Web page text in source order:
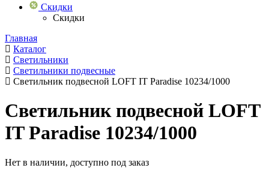
Скидки
Скидки
Главная
Каталог
Светильники
Светильники подвесные
Светильник подвесной LOFT IT Paradise 10234/1000
Светильник подвесной LOFT
IT Paradise 10234/1000
Нет в наличии, доступно под заказ